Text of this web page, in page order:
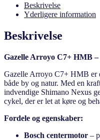
Beskrivelse
Yderligere information
Beskrivelse
Gazelle Arroyo C7+ HMB
Gazelle Arroyo C7+ HMB er
både by og natur. Med en
indvendige Shimano Nexus
cykel, der er let at køre og
Fordele og egenskaber:
Bosch centermotor –